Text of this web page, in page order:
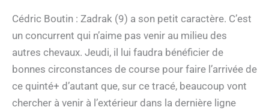
Cédric Boutin : Zadrak (9) a son petit caractère. C’est
un concurrent qui n’aime pas venir au milieu des
autres chevaux. Jeudi, il lui faudra bénéficier de
bonnes circonstances de course pour faire l’arrivée de
ce quinté+ d’autant que, sur ce tracé, beaucoup vont
chercher à venir à l’extérieur dans la dernière ligne